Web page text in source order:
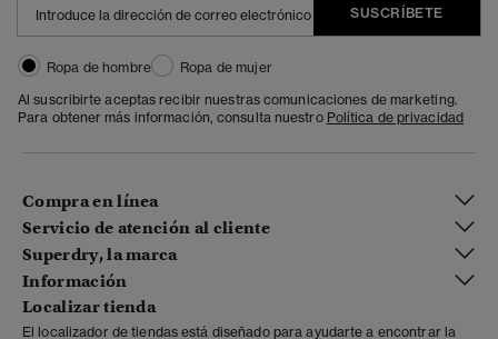
SUSCRÍBETE
Ropa de hombre
Ropa de mujer
Al suscribirte aceptas recibir nuestras comunicaciones de marketing.
Para obtener más información, consulta nuestro Política de privacidad
Compra en línea
Servicio de atención al cliente
Superdry, la marca
Información
Localizar tienda
El localizador de tiendas está diseñado para ayudarte a encontrar la